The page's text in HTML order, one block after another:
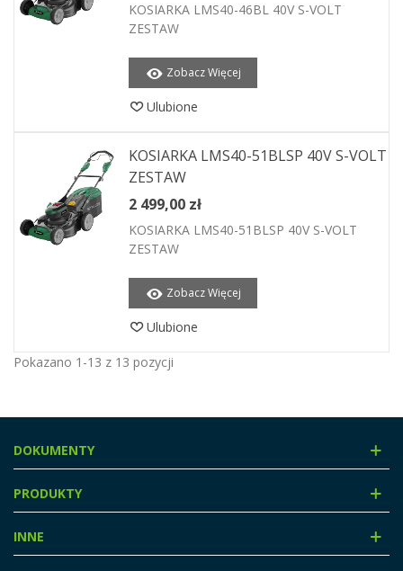
KOSIARKA LMS40-46BL 40V S-VOLT
ZESTAW
Zobacz Więcej
Ulubione
KOSIARKA LMS40-51BLSP 40V S-VOLT
ZESTAW
2 499,00 zł
KOSIARKA LMS40-51BLSP 40V S-VOLT
ZESTAW
Zobacz Więcej
Ulubione
Pokazano 1-13 z 13 pozycji
DOKUMENTY
PRODUKTY
INNE